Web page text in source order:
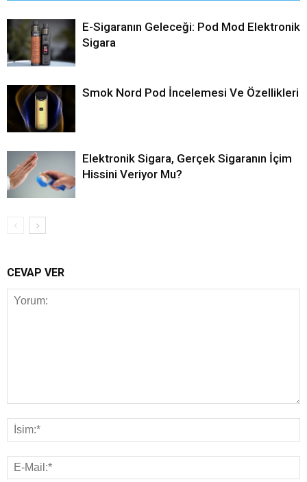
E-Sigaranın Geleceği: Pod Mod Elektronik
Sigara
Smok Nord Pod İncelemesi Ve Özellikleri
Elektronik Sigara, Gerçek Sigaranın İçim
Hissini Veriyor Mu?
CEVAP VER